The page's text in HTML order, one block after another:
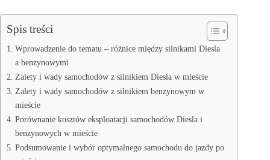
Spis treści
Wprowadzenie do tematu – różnice między silnikami Diesla
a benzynowymi
Zalety i wady samochodów z silnikiem Diesla w mieście
Zalety i wady samochodów z silnikiem benzynowym w
mieście
Porównanie kosztów eksploatacji samochodów Diesla i
benzynowych w mieście
Podsumowanie i wybór optymalnego samochodu do jazdy po